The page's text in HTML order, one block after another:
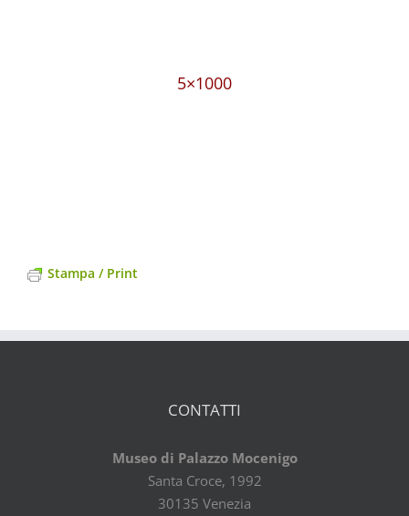
5×1000
Stampa / Print
CONTATTI
Museo di Palazzo Mocenigo
Santa Croce, 1992
30135 Venezia